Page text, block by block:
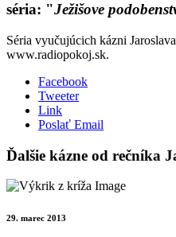
séria: "Ježišove
Séria vyučujúcich kázni
www.radiopokoj.sk.
Facebook
Tweeter
Link
Poslať Email
Ďalšie kázne od rečníka
29. marec 2013